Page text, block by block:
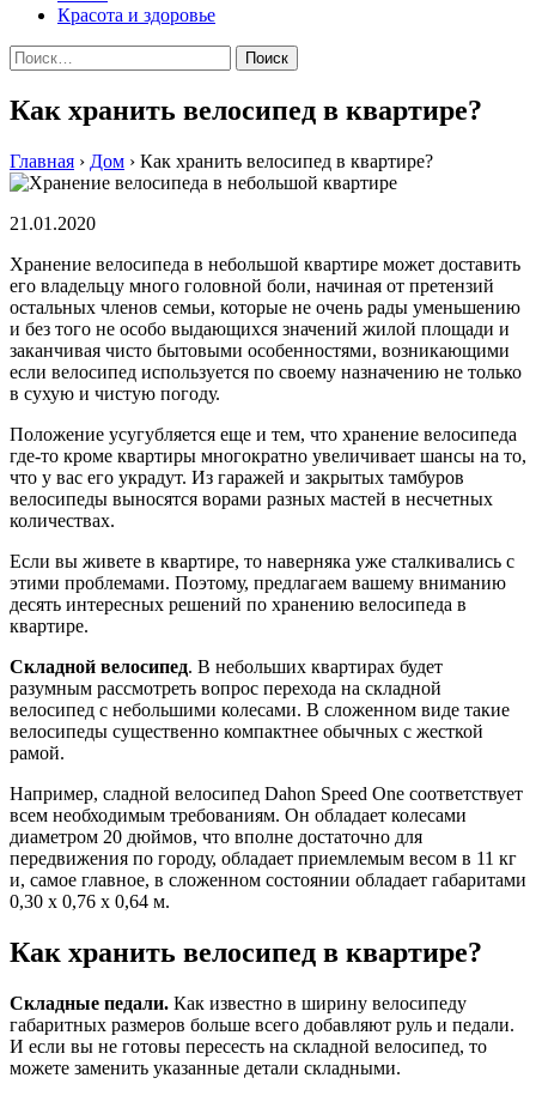
Красота и здоровье
Найти:
Как хранить велосипед в квартире?
Главная › Дом › Как хранить велосипед в квартире?
21.01.2020
Хранение велосипеда в небольшой квартире может доставить
его владельцу много головной боли, начиная от претензий
остальных членов семьи, которые не очень рады уменьшению
и без того не особо выдающихся значений жилой площади и
заканчивая чисто бытовыми особенностями, возникающими
если велосипед используется по своему назначению не только
в сухую и чистую погоду.
Положение усугубляется еще и тем, что хранение велосипеда
где-то кроме квартиры многократно увеличивает шансы на то,
что у вас его украдут. Из гаражей и закрытых тамбуров
велосипеды выносятся ворами разных мастей в несчетных
количествах.
Если вы живете в квартире, то наверняка уже сталкивались с
этими проблемами. Поэтому, предлагаем вашему вниманию
десять интересных решений по хранению велосипеда в
квартире.
Складной велосипед. В небольших квартирах будет
разумным рассмотреть вопрос перехода на складной
велосипед с небольшими колесами. В сложенном виде такие
велосипеды существенно компактнее обычных с жесткой
рамой.
Например, сладной велосипед Dahon Speed One соответствует
всем необходимым требованиям. Он обладает колесами
диаметром 20 дюймов, что вполне достаточно для
передвижения по городу, обладает приемлемым весом в 11 кг
и, самое главное, в сложенном состоянии обладает габаритами
0,30 х 0,76 x 0,64 м.
Как хранить велосипед в квартире?
Складные педали. Как известно в ширину велосипеду
габаритных размеров больше всего добавляют руль и педали.
И если вы не готовы пересесть на складной велосипед, то
можете заменить указанные детали складными.